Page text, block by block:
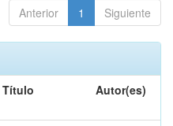
Anterior 1 Siguiente
Título Autor(es)